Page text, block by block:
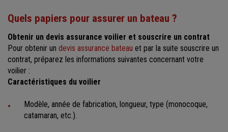
Quels papiers pour assurer un bateau ?
Obtenir un devis assurance voilier et souscrire un contrat
Pour obtenir un devis assurance bateau et par la suite souscrire un
contrat, préparez les informations suivantes concernant votre
voilier :
Caractéristiques du voilier
Modèle, année de fabrication, longueur, type (monocoque,
catamaran, etc.).